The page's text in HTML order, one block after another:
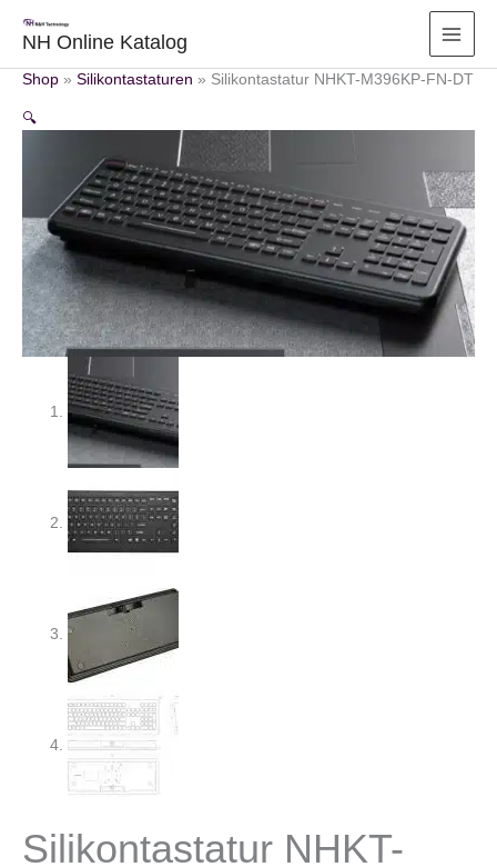
Inhalt
springen
NH Online Katalog
Shop » Silikontastaturen » Silikontastatur NHKT-M396KP-FN-DT
🔍
Silikontastatur NHKT-